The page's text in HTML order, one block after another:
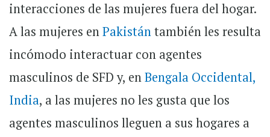
interacciones de las mujeres fuera del hogar.
A las mujeres enPakistántambién les resulta
incómodo interactuar con agentes
masculinos de SFD y, enBengala Occidental,
India, a las mujeres no les gusta que los
agentes masculinos lleguen a sus hogares a